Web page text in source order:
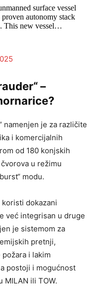
surface vessel
autonomy stack
This new vessel…
–
namenjen je za različite
i komercijalnih
od 180 konjskih
u režimu
modu.
dokazani
već integrisan u druge
je sistemom za
pretnji,
i lakim
postoji i mogućnost
MILAN ili TOW.